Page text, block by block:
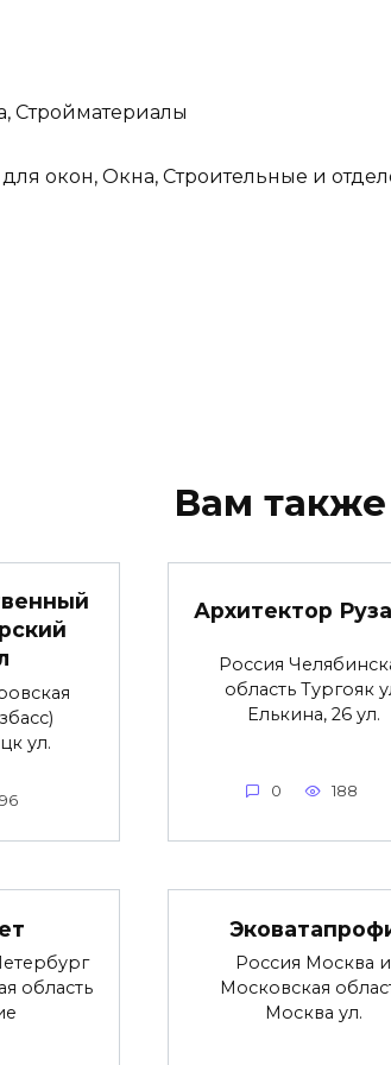
Стройматериалы
окон, Окна, Строительные и
Вам
ул.
Архитектор
Россия
область Тургояк
Елькина, 26 ул.
0 188
область
Россия Москва и
Московская
Москва ул.